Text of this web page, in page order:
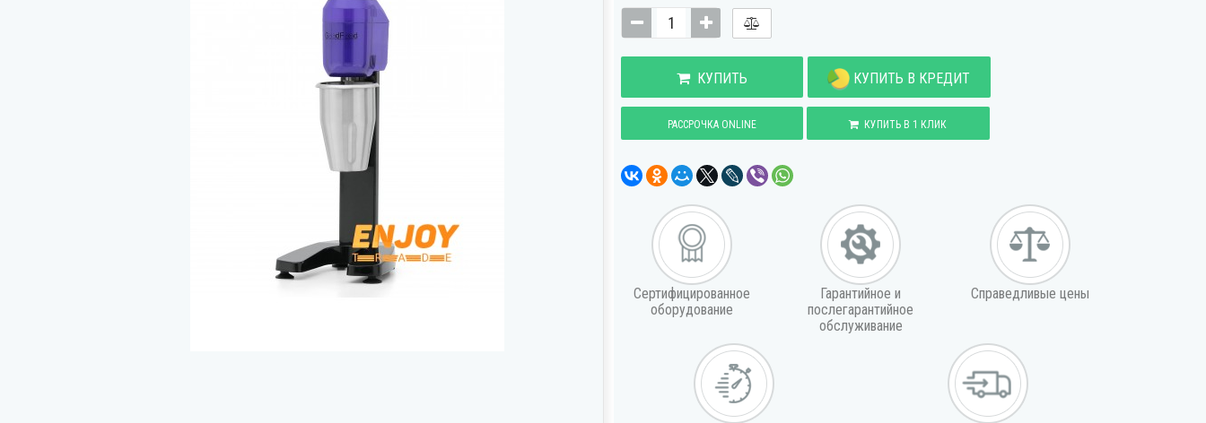
КУПИТЬ КУПИТЬ В КРЕДИТ
РАССРОЧКА ONLINE КУПИТЬ В 1 КЛИК
Сертифицированное
оборудование
Гарантийное и
послегарантийное
обслуживание
Справедливые цены